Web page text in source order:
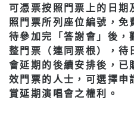
可憑票按照門票上的日期
照門票所列座位編號，免
待參加完「答謝會」後，
整門票（連同票根），待
會延期的後續安排後，已
效門票的人士，可選擇申
賞延期演唱會之權利。